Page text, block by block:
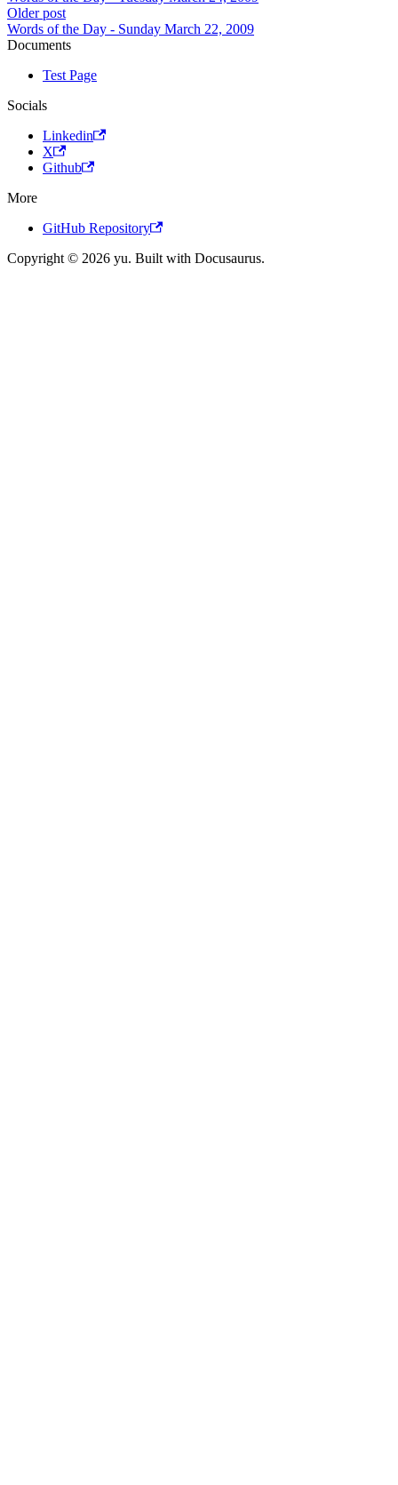
Older post
Words of the Day - Sunday March 22, 2009
Documents
Test Page
Socials
Linkedin
X
Github
More
GitHub Repository
Copyright © 2026 yu. Built with Docusaurus.